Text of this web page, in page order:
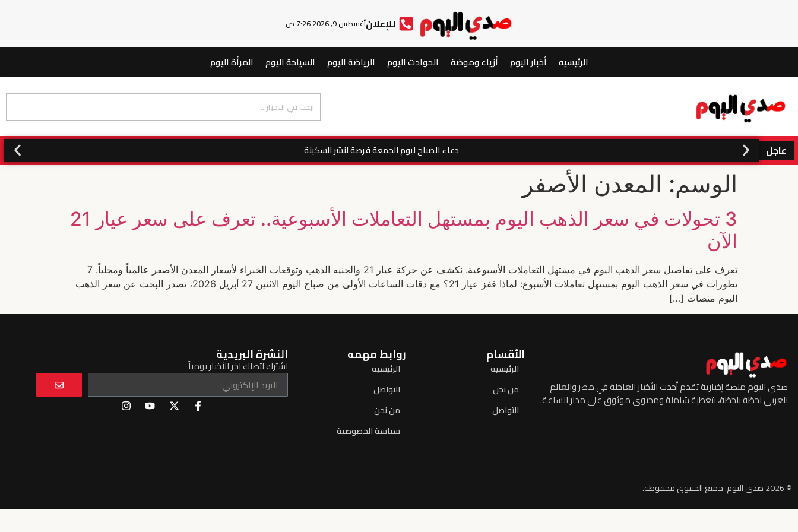
للإعلانأغسطس 9, 2026 7:26 ص
الرئيسيه أخبار اليوم أزياء وموضة الحوادث اليوم الرياضة اليوم السياحة اليوم المرأة اليوم
عاجل دعاء الصباح ليوم الجمعة فرصة لنشر السكينة
الوسم: المعدن الأصفر
3 تحولات في سعر الذهب اليوم بمستهل التعاملات الأسبوعية.. تعرف على سعر عيار 21
الآن
تعرف على تفاصيل سعر الذهب اليوم في مستهل التعاملات الأسبوعية. نكشف عن حركة عيار 21 والجنيه الذهب وتوقعات الخبراء لأسعار المعدن الأصفر عالمياً ومحلياً. 7
تطورات في سعر الذهب اليوم بمستهل تعاملات الأسبوع: لماذا قفز عيار 21؟ مع دقات الساعات الأولى من صباح اليوم الاثنين 27 أبريل 2026، تصدر البحث عن سعر الذهب
اليوم منصات […]
صدى اليوم منصة إخبارية تقدم أحدث الأخبار العاجلة في مصر والعالم
العربي لحظة بلحظة، بتغطية شاملة ومحتوى موثوق على مدار الساعة.
الأقسام
الرئيسيه
من نحن
التواصل
روابط مهمه
الرئيسيه
التواصل
من نحن
سياسة الخصوصية
النشرة البريدية
اشترك لتصلك آخر الأخبار يومياً
© 2026 صدى اليوم. جميع الحقوق محفوظة.